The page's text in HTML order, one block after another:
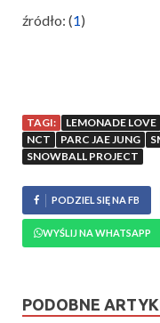
źródło: (1)
TAGI: LEMONADE LOVE
NCT
PARC JAE JUNG
SNOWBALL PROJECT
PODZIEL SIĘ NA FB
WYŚLIJ NA WHATSAPP
PODOBNE